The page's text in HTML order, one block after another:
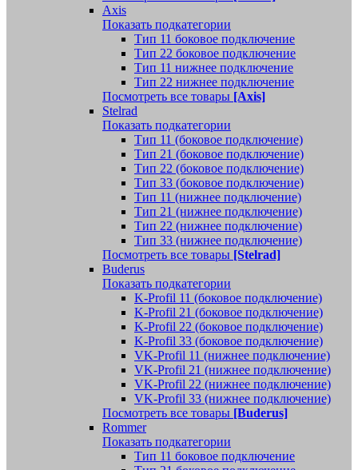
Axis
Показать подкатегории
Тип 11 боковое подключение
Тип 22 боковое подключение
Тип 11 нижнее подключение
Тип 22 нижнее подключение
Посмотреть все товары [Axis]
Stelrad
Показать подкатегории
Tип 11 (боковое подключение)
Тип 21 (боковое подключение)
Тип 22 (боковое подключение)
Тип 33 (боковое подключение)
Тип 11 (нижнее подключение)
Тип 21 (нижнее подключение)
Тип 22 (нижнее подключение)
Тип 33 (нижнее подключение)
Посмотреть все товары [Stelrad]
Buderus
Показать подкатегории
K-Profil 11 (боковое подключение)
K-Profil 21 (боковое подключение)
K-Profil 22 (боковое подключение)
K-Profil 33 (боковое подключение)
VK-Profil 11 (нижнее подключение)
VK-Profil 21 (нижнее подключение)
VK-Profil 22 (нижнее подключение)
VK-Profil 33 (нижнее подключение)
Посмотреть все товары [Buderus]
Rommer
Показать подкатегории
Тип 11 боковое подключение